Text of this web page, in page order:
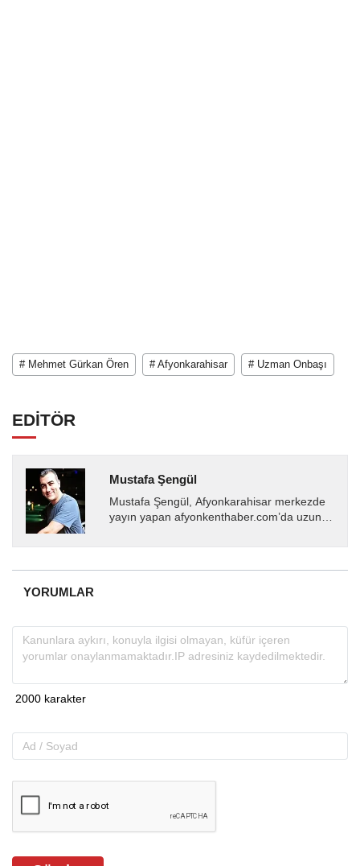
# Mehmet Gürkan Ören # Afyonkarahisar # Uzman Onbaşı
EDİTÖR
Mustafa Şengül
Mustafa Şengül, Afyonkarahisar merkezde
yayın yapan afyonkenthaber.com’da uzun
almakta, haber akışı...
YORUMLAR